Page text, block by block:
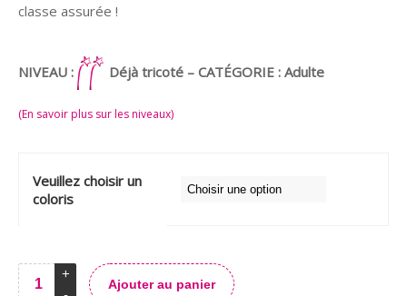
classe assurée !
NIVEAU : Déjà tricoté – CATÉGORIE : Adulte
(En savoir plus sur les niveaux)
Veuillez choisir un
coloris
Ajouter au panier